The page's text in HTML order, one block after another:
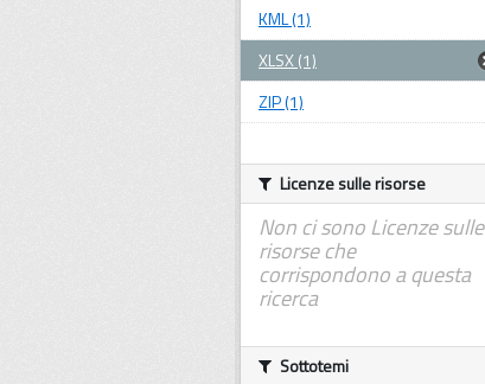
KML (1)
XLSX (1)
ZIP (1)
Licenze sulle risorse
Non ci sono Licenze sulle
risorse che
corrispondono a questa
ricerca
Sottotemi